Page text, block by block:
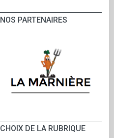
NOS PARTENAIRES
CHOIX DE LA RUBRIQUE